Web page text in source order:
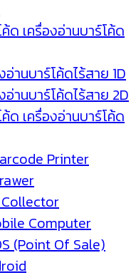
ด เครื่องอ่านบาร์โค้ด
อ่านบาร์โค้ดไร้สาย 1D
อ่านบาร์โค้ดไร้สาย 2D
ด เครื่องอ่านบาร์โค้ด
Printer
Computer
(Point Of Sale)